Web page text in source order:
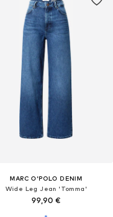
MARC O'POLO DENIM
Wide Leg Jean 'Tomma'
99,90 €